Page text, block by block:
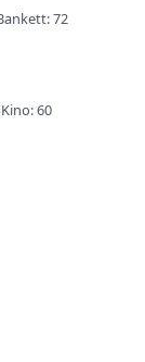
72
60